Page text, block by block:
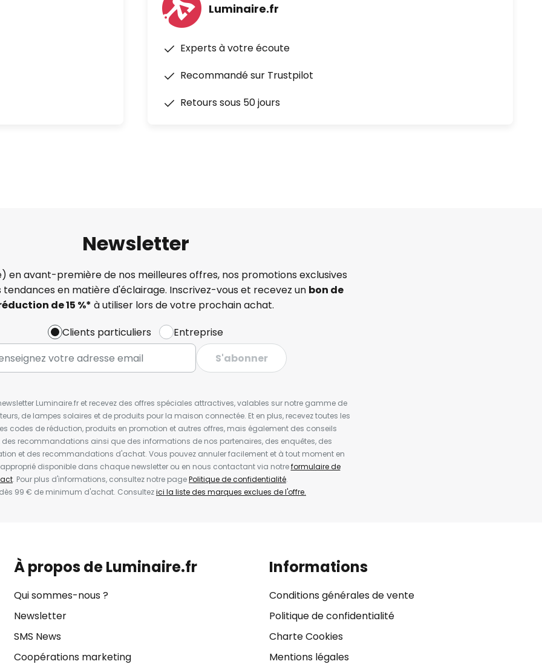
Luminaire.fr
Experts à votre écoute
Recommandé sur Trustpilot
Retours sous 50 jours
Newsletter
en avant-première de nos meilleures offres, nos promotions exclusives
tendances en matière d'éclairage. Inscrivez-vous et recevez un bon de
de 15 %* à utiliser lors de votre prochain achat.
Clients particuliers
Entreprise
S'abonner
Luminaire.fr et recevez des offres spéciales attractives, valables sur notre gamme de
de lampes solaires et de produits pour la maison connectée. Et en plus, recevez toutes les
codes de réduction, produits en promotion et autres offres, mais également des conseils
des recommandations ainsi que des informations de nos partenaires, des enquêtes, des
et des recommandations d'achat. Vous pouvez annuler facilement et à tout moment en
disponible dans chaque newsletter ou en nous contactant via notreformulaire de
. Pour plus d'informations, consultez notre pagePolitique de confidentialité.
99 € de minimum d'achat. Consultezici la liste des marques exclues de l'offre.
À propos de Luminaire.fr
Qui sommes-nous ?
Newsletter
SMS News
Coopérations marketing
Informations
Conditions générales de vente
Politique de confidentialité
Charte Cookies
Mentions légales